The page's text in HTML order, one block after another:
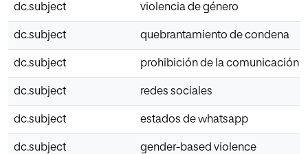
dc.subject violencia de género
dc.subject quebrantamiento de condena
dc.subject prohibición de la comunicación
dc.subject redes sociales
dc.subject estados de whatsapp
dc.subject gender-based violence